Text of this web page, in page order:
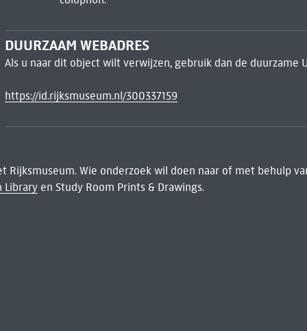
DUURZAAM WEBADRES
Als u naar dit object wilt verwijzen, gebruik dan de duurzame
https://id.rijksmuseum.nl/300337159
Wie onderzoek wil doen naar of met behulp
Libraryen Study Room Prints & Drawings.